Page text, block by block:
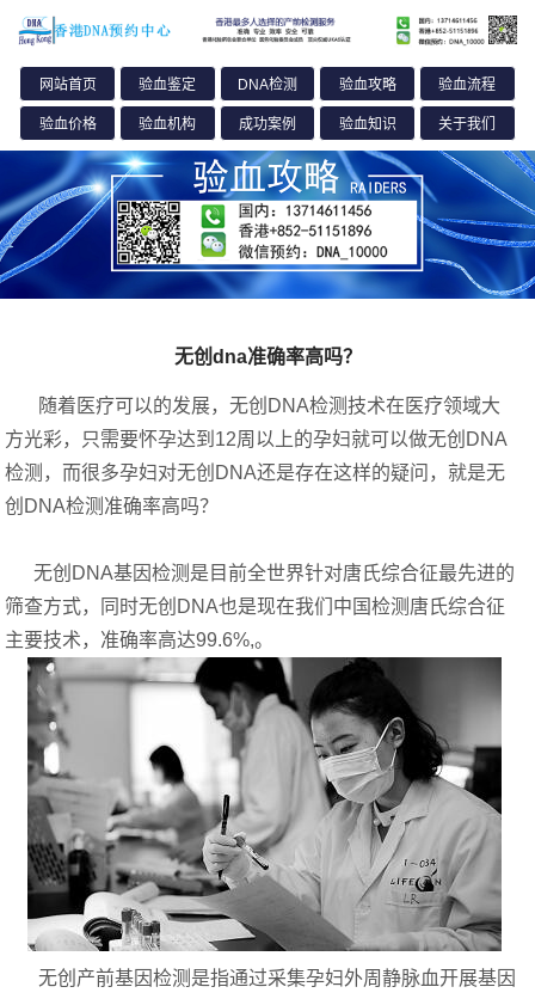
无创dna准确率高吗？
随着医疗可以的发展，无创DNA检测技术在医疗领域大
方光彩，只需要怀孕达到12周以上的孕妇就可以做无创DNA
检测，而很多孕妇对无创DNA还是存在这样的疑问，就是无
创DNA检测准确率高吗？
无创DNA基因检测是目前全世界针对唐氏综合征最先进的
筛查方式，同时无创DNA也是现在我们中国检测唐氏综合征
主要技术，准确率高达99.6%,。
无创产前基因检测是指通过采集孕妇外周静脉血开展基因